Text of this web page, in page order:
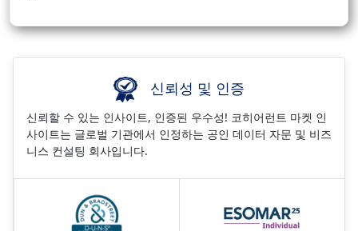
신뢰성 및 인증
신뢰할 수 있는 인사이트, 인증된 우수성! 코히어런트 마켓 인
사이트는 글로벌 기관에서 인정하는 공인 데이터 자문 및 비즈
니스 컨설팅 회사입니다.